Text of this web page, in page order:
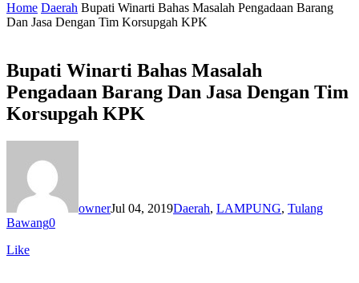
Home Daerah Bupati Winarti Bahas Masalah Pengadaan Barang
Dan Jasa Dengan Tim Korsupgah KPK
Bupati Winarti Bahas Masalah
Pengadaan Barang Dan Jasa Dengan Tim
Korsupgah KPK
ownerJul 04, 2019Daerah, LAMPUNG, Tulang
Bawang0
Like